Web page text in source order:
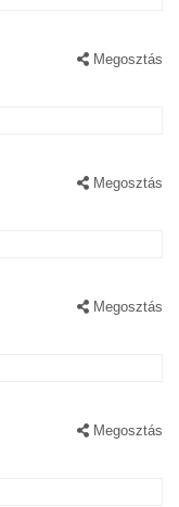
Megosztás
Megosztás
Megosztás
Megosztás